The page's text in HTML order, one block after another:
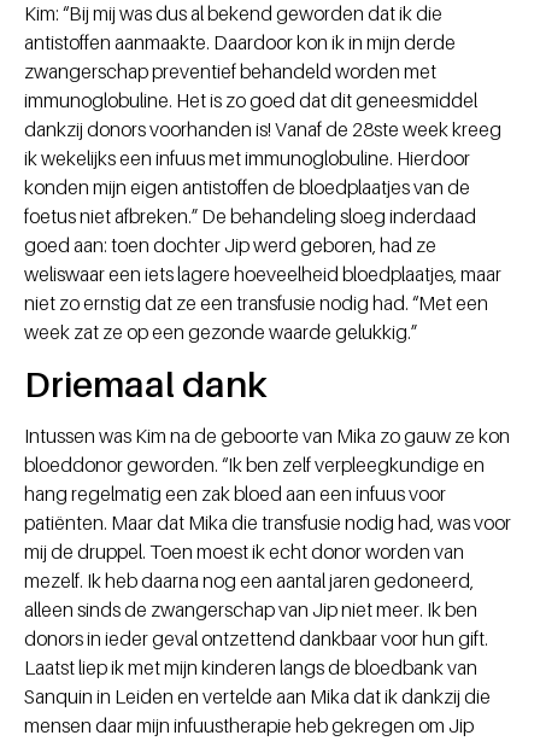
Kim: “Bij mij was dus al bekend geworden dat ik die
antistoffen aanmaakte. Daardoor kon ik in mijn derde
zwangerschap preventief behandeld worden met
immunoglobuline. Het is zo goed dat dit geneesmiddel
dankzij donors voorhanden is! Vanaf de 28ste week kreeg
ik wekelijks een infuus met immunoglobuline. Hierdoor
konden mijn eigen antistoffen de bloedplaatjes van de
foetus niet afbreken.” De behandeling sloeg inderdaad
goed aan: toen dochter Jip werd geboren, had ze
weliswaar een iets lagere hoeveelheid bloedplaatjes, maar
niet zo ernstig dat ze een transfusie nodig had. “Met een
week zat ze op een gezonde waarde gelukkig.”
Driemaal dank
Intussen was Kim na de geboorte van Mika zo gauw ze kon
bloeddonor geworden. “Ik ben zelf verpleegkundige en
hang regelmatig een zak bloed aan een infuus voor
patiënten. Maar dat Mika die transfusie nodig had, was voor
mij de druppel. Toen moest ik echt donor worden van
mezelf. Ik heb daarna nog een aantal jaren gedoneerd,
alleen sinds de zwangerschap van Jip niet meer. Ik ben
donors in ieder geval ontzettend dankbaar voor hun gift.
Laatst liep ik met mijn kinderen langs de bloedbank van
Sanquin in Leiden en vertelde aan Mika dat ik dankzij die
mensen daar mijn infuustherapie heb gekregen om Jip